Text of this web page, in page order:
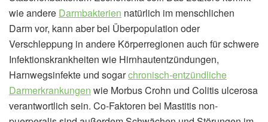
wie andere Darmbakterien natürlich im menschlichen
Darm vor, kann aber bei Überpopulation oder
Verschleppung in andere Körperregionen auch für schwere
Infektionskrankheiten wie Hirnhautentzündungen,
Harnwegsinfekte und sogarchronisch-entzündliche
Darmerkrankungen wie Morbus Crohn und Colitis ulcerosa
verantwortlich sein. Co-Faktoren bei Mastitis non-